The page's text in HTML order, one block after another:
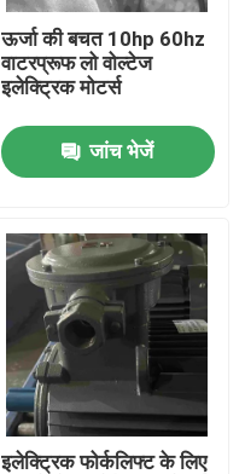
ऊर्जा की बचत 10hp 60hz
वाटरप्रूफ लो वोल्टेज
इलेक्ट्रिक मोटर्स
जांच भेजें
इलेक्ट्रिक फोर्कलिफ्ट के लिए